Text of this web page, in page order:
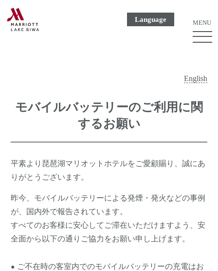
Language MENU
English
モバイルバッテリーのご利用に関
するお願い
平素より琵琶湖マリオットホテルをご愛顧賜り、誠にあ
りがとうございます。
昨今、モバイルバッテリーによる発煙・発火などの事例
が、国内外で報告されています。
すべてのお客様に安心してご滞在いただけますよう、安
全面から以下の通りご協力をお願い申し上げます。
ご不在時の客室内でのモバイルバッテリーの充電はお